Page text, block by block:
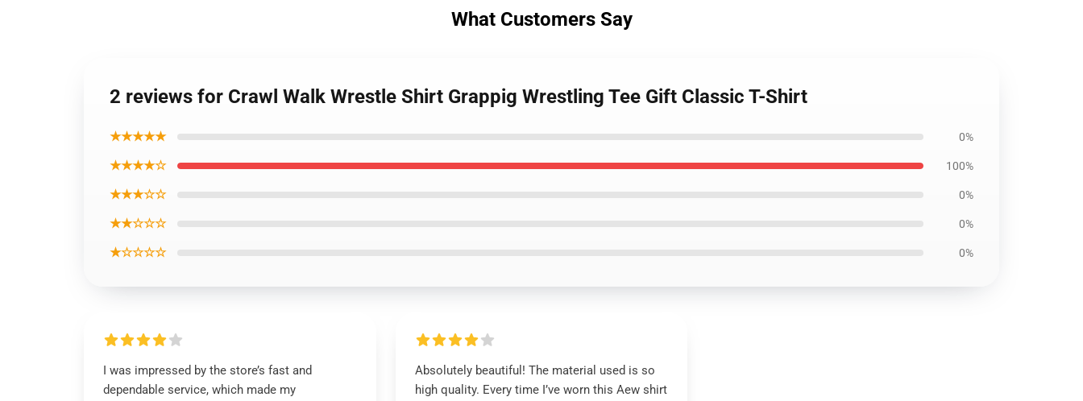
What Customers Say
2 reviews for Crawl Walk Wrestle Shirt Grappig Wrestling Tee Gift Classic T-Shirt
★★★★★ 0%
★★★★☆ 100%
★★★☆☆ 0%
★★☆☆☆ 0%
★☆☆☆☆ 0%
I was impressed by the store’s fast and
dependable service, which made my
Absolutely beautiful! The material used is so
high quality. Every time I’ve worn this Aew shirt